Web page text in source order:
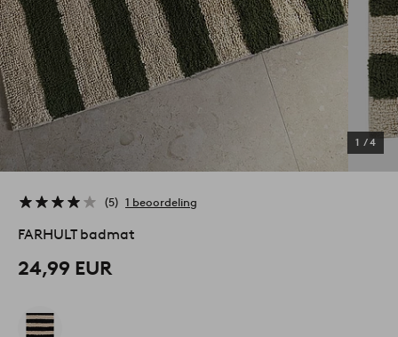
1 /4
5 1 beoordeling
FARHULT badmat
24,99 EUR